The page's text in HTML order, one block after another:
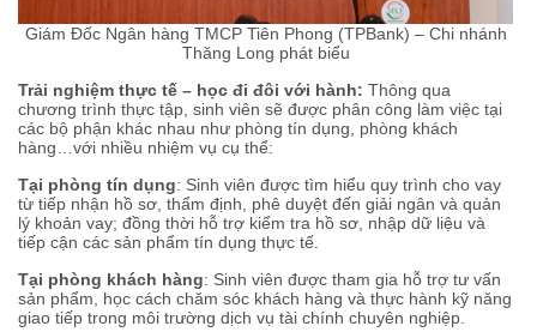
Giám Đốc Ngân hàng TMCP Tiên Phong (TPBank) – Chi nhánh
Thăng Long phát biểu
Trải nghiệm thực tế – học đi đôi với hành: Thông qua
chương trình thực tập, sinh viên sẽ được phân công làm việc tại
các bộ phận khác nhau như phòng tín dụng, phòng khách
hàng…với nhiều nhiệm vụ cụ thể:
Tại phòng tín dụng: Sinh viên được tìm hiểu quy trình cho vay
từ tiếp nhận hồ sơ, thẩm định, phê duyệt đến giải ngân và quản
lý khoản vay; đồng thời hỗ trợ kiểm tra hồ sơ, nhập dữ liệu và
tiếp cận các sản phẩm tín dụng thực tế.
Tại phòng khách hàng: Sinh viên được tham gia hỗ trợ tư vấn
sản phẩm, học cách chăm sóc khách hàng và thực hành kỹ năng
giao tiếp trong môi trường dịch vụ tài chính chuyên nghiệp.